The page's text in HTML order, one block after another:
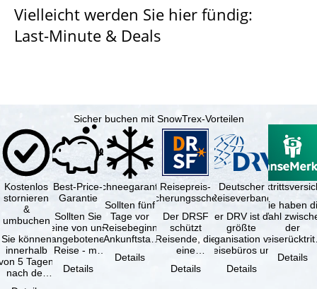
Vielleicht werden Sie hier fündig:
Last-Minute & Deals
Sicher buchen mit SnowTrex-Vorteilen
Kostenlos
stornieren
&
umbuchen
Sie können
innerhalb
5 Tagen
nach der
Best-Price-
Garantie
Sollten Sie
eine von uns
angebotene
Reise - mit
Verfügbarkeit
Details
Schneegarantie
Sollten fünf
Tage vor
Reisebeginn
(Ankunftstag)
Schneemangel
Details
Reisepreis-
Sicherungsschein
Der DRSF
schützt
Reisende, die
eine
oder
Details
Deutscher
Reiseverband
Der DRV ist die
größte
Organisation von
Reisebüros und
Reiseveranstaltern
in …
Details
Sie haben
Wahl
der
(inklusive
Details